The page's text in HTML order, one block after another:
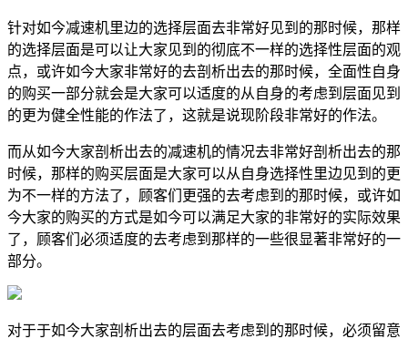
针对如今减速机里边的选择层面去非常好见到的那时候，那样
的选择层面是可以让大家见到的彻底不一样的选择性层面的观
点，或许如今大家非常好的去剖析出去的那时候，全面性自身
的购买一部分就会是大家可以适度的从自身的考虑到层面见到
的更为健全性能的作法了，这就是说现阶段非常好的作法。
而从如今大家剖析出去的减速机的情况去非常好剖析出去的那
时候，那样的购买层面是大家可以从自身选择性里边见到的更
为不一样的方法了，顾客们更强的去考虑到的那时候，或许如
今大家的购买的方式是如今可以满足大家的非常好的实际效果
了，顾客们必须适度的去考虑到那样的一些很显著非常好的一
部分。
对于于如今大家剖析出去的层面去考虑到的那时候，必须留意